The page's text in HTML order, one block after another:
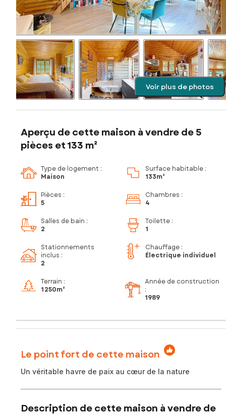
Voir plus de photos
Aperçu de cette maison à vendre de 5
pièces et 133 m²
Type de logement :
Maison
Surface habitable :
133m²
Pièces :
5
Chambres :
4
Salles de bain :
2
Toilette :
1
Stationnements
inclus :
2
Chauffage :
Électrique individuel
Terrain :
1 250m²
Année de construction
:
1989
Le point fort de cette maison
Un véritable havre de paix au cœur de la nature
Description de cette maison à vendre de